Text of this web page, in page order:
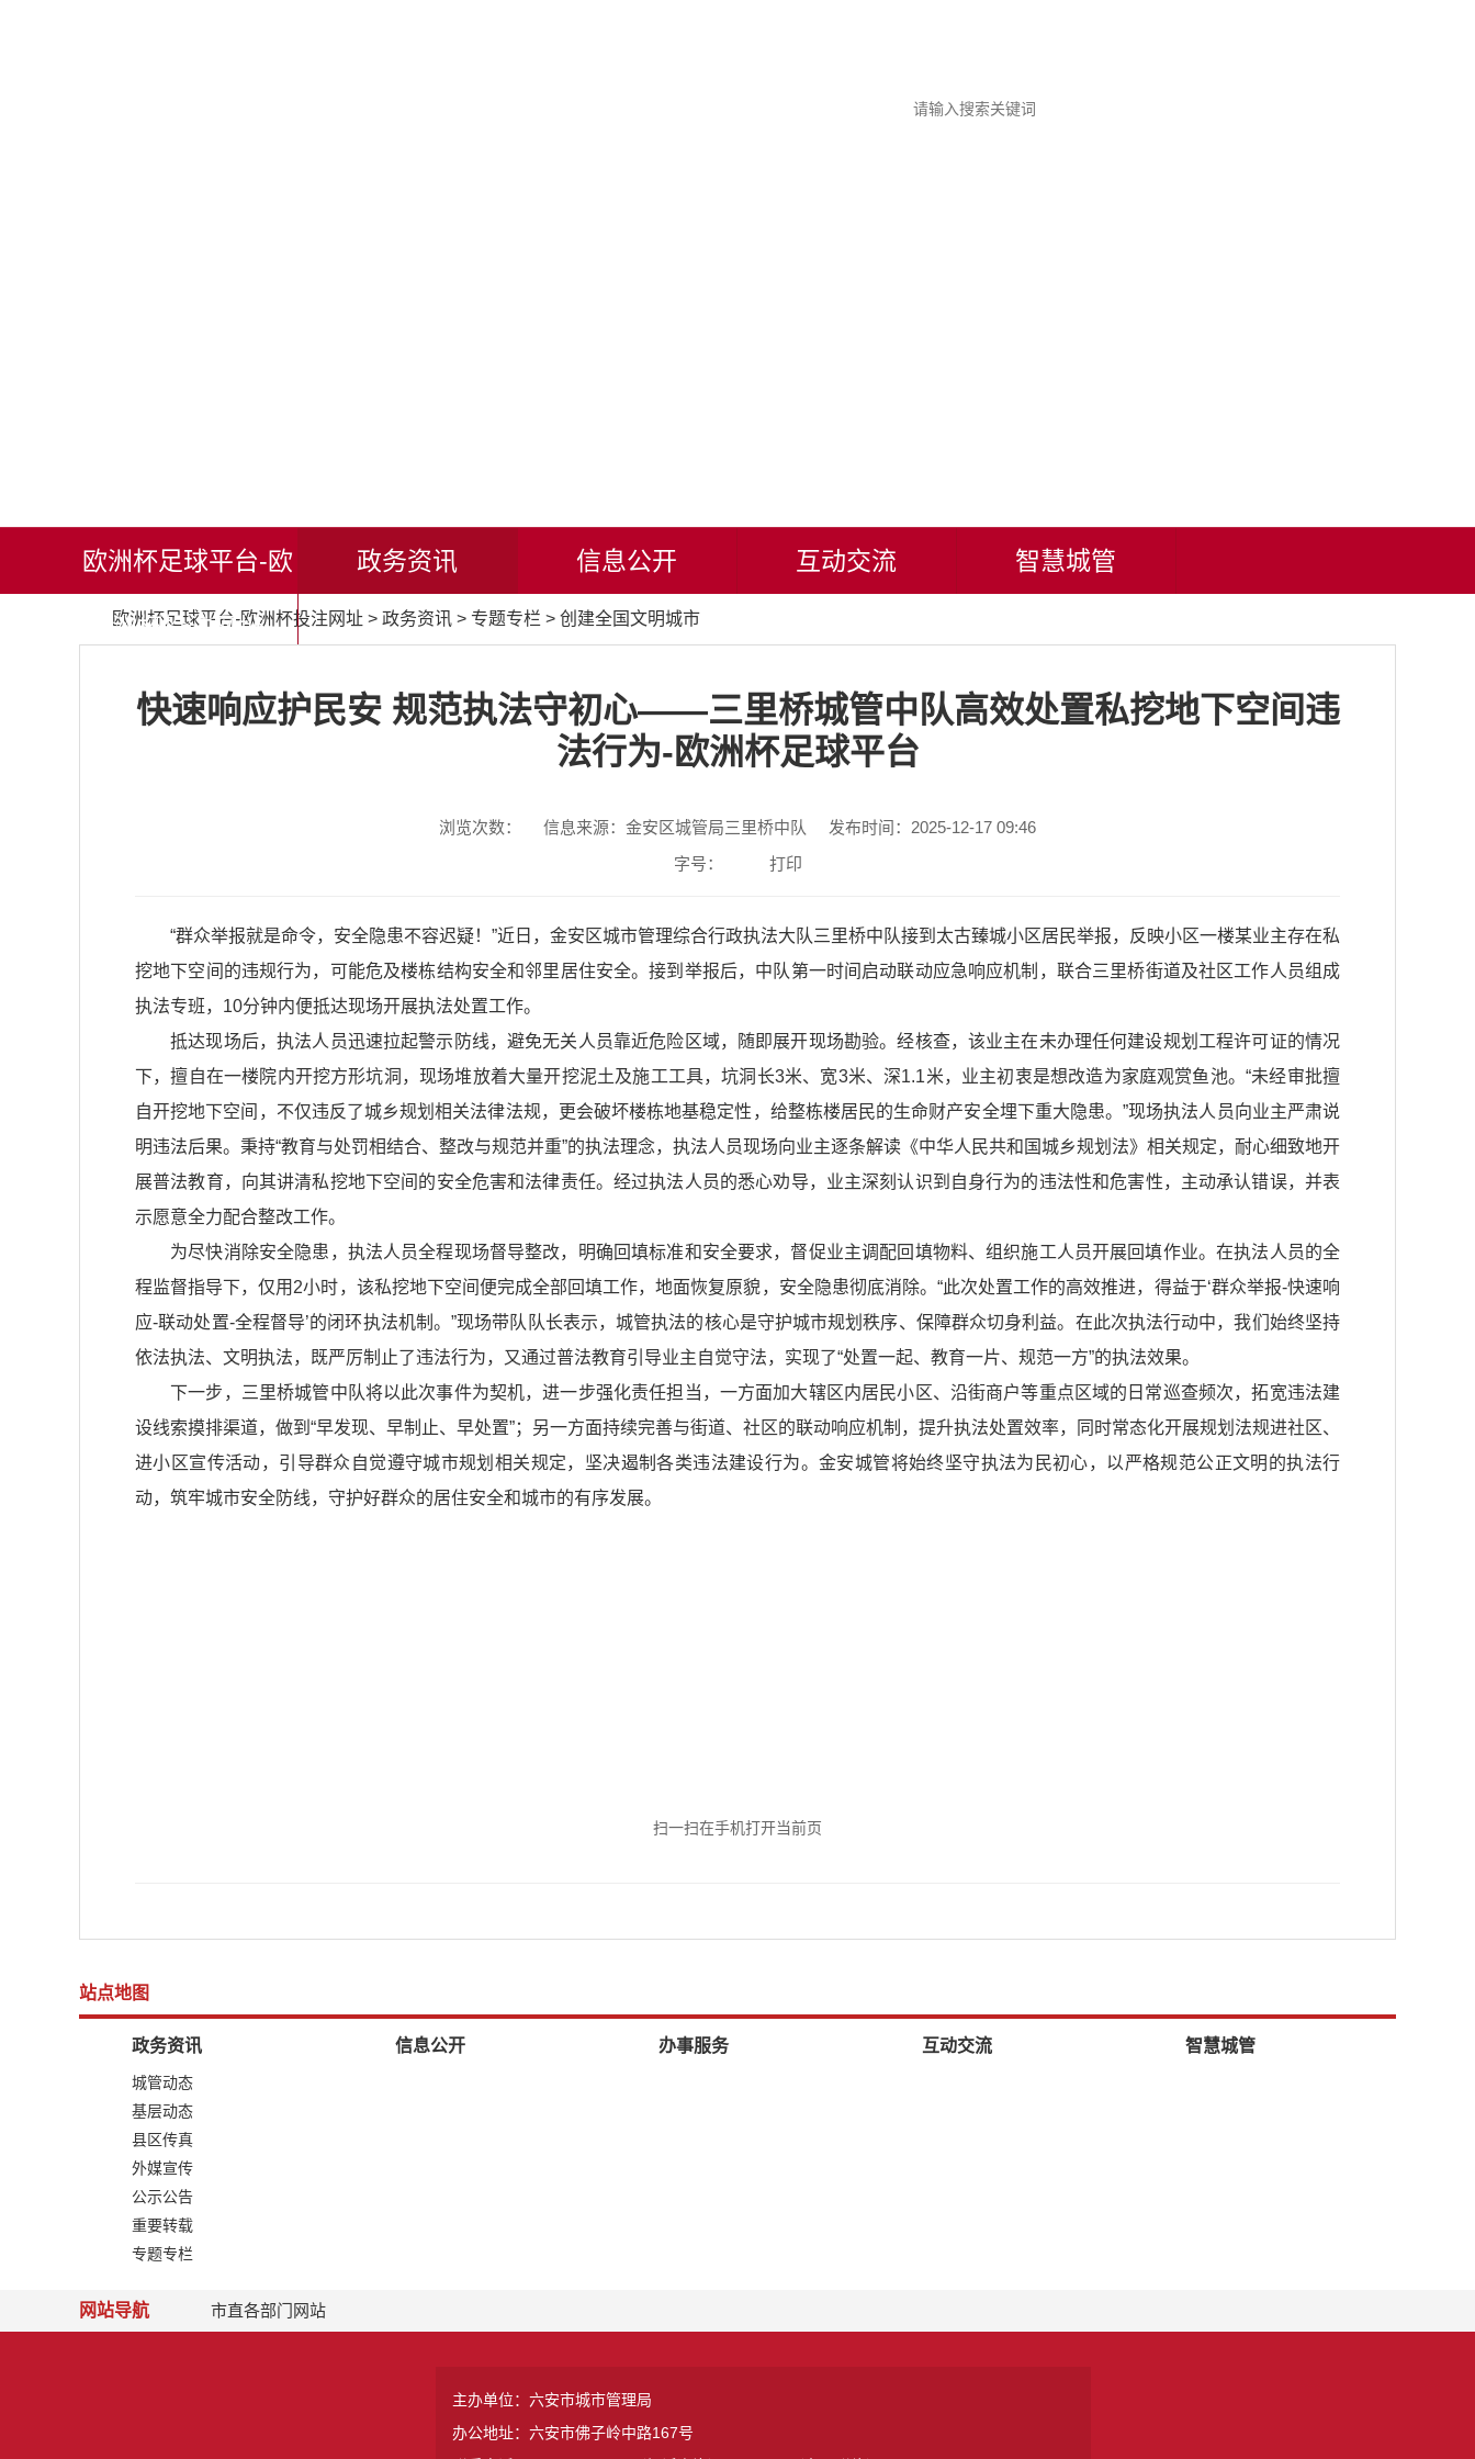
欧洲杯足球平台-欧
洲杯投注网址
政务资讯 信息公开 互动交流 智慧城管
欧洲杯足球平台-欧洲杯投注网址 > 政务资讯 > 专题专栏 > 创建全国文明城市
快速响应护民安 规范执法守初心——三里桥城管中队高效处置私挖地下空间违
法行为-欧洲杯足球平台
浏览次数： 信息来源：金安区城管局三里桥中队
发布时间：2025-12-17 09:46
字号：
打印
“群众举报就是命令，安全隐患不容迟疑！”近日，金安区城市管理综合行政执法大队三里桥中队接到太古臻城小区居民举报，反映小区一楼某业主存在私
挖地下空间的违规行为，可能危及楼栋结构安全和邻里居住安全。接到举报后，中队第一时间启动联动应急响应机制，联合三里桥街道及社区工作人员组成
执法专班，10分钟内便抵达现场开展执法处置工作。
抵达现场后，执法人员迅速拉起警示防线，避免无关人员靠近危险区域，随即展开现场勘验。经核查，该业主在未办理任何建设规划工程许可证的情况
下，擅自在一楼院内开挖方形坑洞，现场堆放着大量开挖泥土及施工工具，坑洞长3米、宽3米、深1.1米，业主初衷是想改造为家庭观赏鱼池。“未经审批擅
自开挖地下空间，不仅违反了城乡规划相关法律法规，更会破坏楼栋地基稳定性，给整栋楼居民的生命财产安全埋下重大隐患。”现场执法人员向业主严肃说
明违法后果。秉持“教育与处罚相结合、整改与规范并重”的执法理念，执法人员现场向业主逐条解读《中华人民共和国城乡规划法》相关规定，耐心细致地开
展普法教育，向其讲清私挖地下空间的安全危害和法律责任。经过执法人员的悉心劝导，业主深刻认识到自身行为的违法性和危害性，主动承认错误，并表
示愿意全力配合整改工作。
为尽快消除安全隐患，执法人员全程现场督导整改，明确回填标准和安全要求，督促业主调配回填物料、组织施工人员开展回填作业。在执法人员的全
程监督指导下，仅用2小时，该私挖地下空间便完成全部回填工作，地面恢复原貌，安全隐患彻底消除。“此次处置工作的高效推进，得益于‘群众举报-快速响
应-联动处置-全程督导’的闭环执法机制。”现场带队队长表示，城管执法的核心是守护城市规划秩序、保障群众切身利益。在此次执法行动中，我们始终坚持
依法执法、文明执法，既严厉制止了违法行为，又通过普法教育引导业主自觉守法，实现了“处置一起、教育一片、规范一方”的执法效果。
下一步，三里桥城管中队将以此次事件为契机，进一步强化责任担当，一方面加大辖区内居民小区、沿街商户等重点区域的日常巡查频次，拓宽违法建
设线索摸排渠道，做到“早发现、早制止、早处置”；另一方面持续完善与街道、社区的联动响应机制，提升执法处置效率，同时常态化开展规划法规进社区、
进小区宣传活动，引导群众自觉遵守城市规划相关规定，坚决遏制各类违法建设行为。金安城管将始终坚守执法为民初心，以严格规范公正文明的执法行
动，筑牢城市安全防线，守护好群众的居住安全和城市的有序发展。
扫一扫在手机打开当前页
站点地图
政务资讯
城管动态
基层动态
县区传真
外媒宣传
公示公告
重要转载
专题专栏
信息公开 办事服务 互动交流 智慧城管
网站导航 市直各部门网站
主办单位：六安市城市管理局
办公地址：六安市佛子岭中路167号